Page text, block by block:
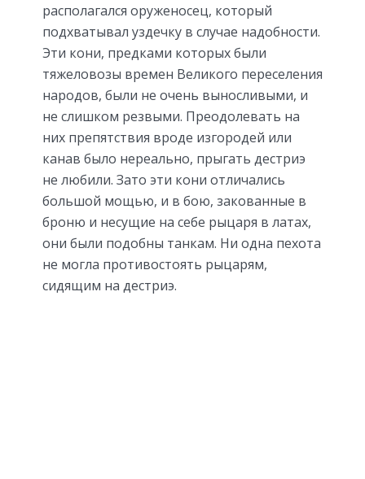
располагался оруженосец, который
подхватывал уздечку в случае надобности.
Эти кони, предками которых были
тяжеловозы времен Великого переселения
народов, были не очень выносливыми, и
не слишком резвыми. Преодолевать на
них препятствия вроде изгородей или
канав было нереально, прыгать дестриэ
не любили. Зато эти кони отличались
большой мощью, и в бою, закованные в
броню и несущие на себе рыцаря в латах,
они были подобны танкам. Ни одна пехота
не могла противостоять рыцарям,
сидящим на дестриэ.